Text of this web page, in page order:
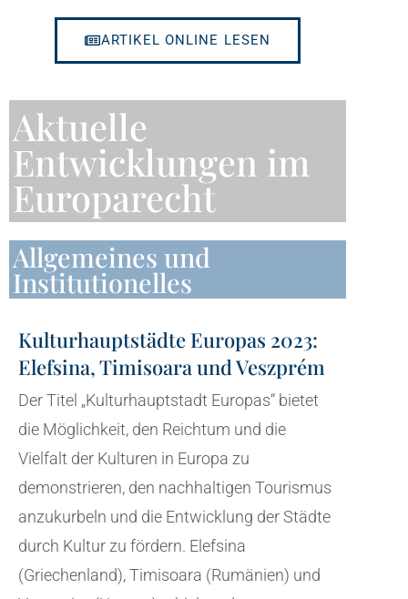
ARTIKEL ONLINE LESEN
Aktuelle
Entwicklungen im
Europarecht
Allgemeines und
Institutionelles
Kulturhauptstädte Europas 2023:
Elefsina, Timisoara und Veszprém
Der Titel „Kulturhauptstadt Europas“ bietet
die Möglichkeit, den Reichtum und die
Vielfalt der Kulturen in Europa zu
demonstrieren, den nachhaltigen Tourismus
anzukurbeln und die Entwicklung der Städte
durch Kultur zu fördern. Elefsina
(Griechenland), Timisoara (Rumänien) und